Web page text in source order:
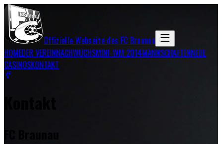
Offizielle Webseite des FC Braunau
HOMEDER VEREINNACHWUCHSMINI-WM 2014MANNSCHAFTENNEUE
CASINOSKONTAKT